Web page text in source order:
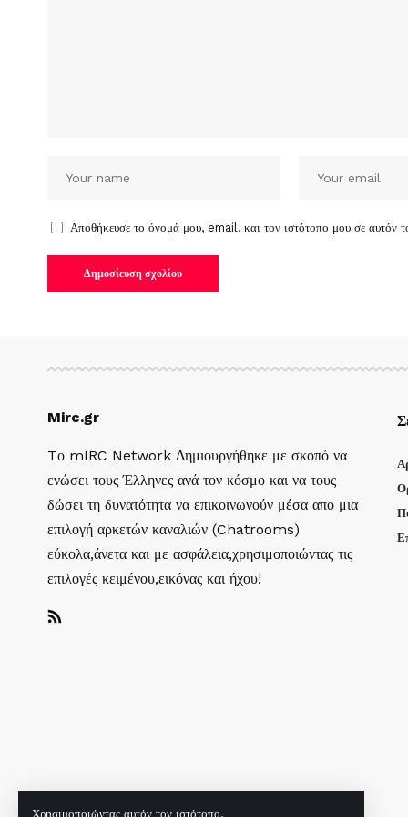
Χρησιμοποιώντας αυτόν τον ιστότοπο,
Αποθήκευσε το όνομά μου, email, και τον ιστότοπο μου σε αυτόν
Mirc.gr
Tο mIRC Network Δημιουργήθηκε με σκοπό να
ενώσει τους Έλληνες ανά τον κόσμο και να τους
δώσει τη δυνατότητα να επικοινωνούν μέσα απο μια
επιλογή αρκετών καναλιών (Chatrooms)
εύκολα,άνετα και με ασφάλεια,χρησιμοποιώντας τις
επιλογές κειμένου,εικόνας και ήχου!